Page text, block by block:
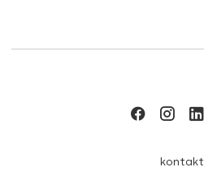
kontakt